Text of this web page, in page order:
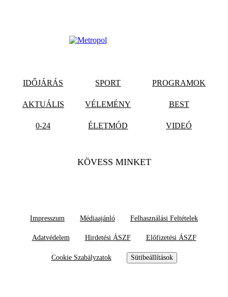
IDŐJÁRÁS SPORT PROGRAMOK
AKTUÁLIS VÉLEMÉNY BEST
0-24 ÉLETMÓD VIDEÓ
KÖVESS MINKET
Impresszum Médiaajánló Felhasználási Feltételek
Adatvédelem Hirdetési ÁSZF Előfizetési ÁSZF
Cookie Szabályzatok Sütibeállítások